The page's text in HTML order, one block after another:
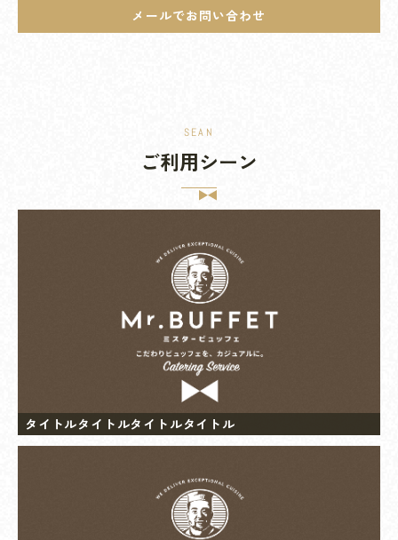
メールでお問い合わせ
SEAN
ご利用シーン
タイトルタイトルタイトルタイトル